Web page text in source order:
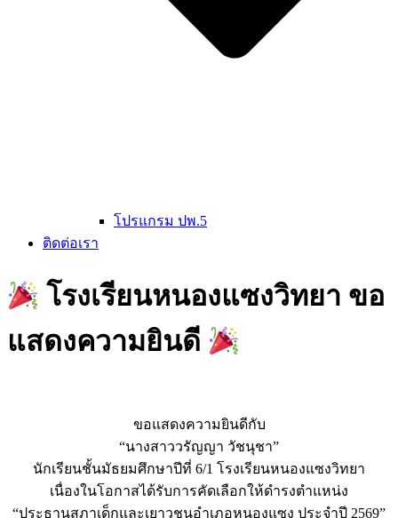
โปรแกรม ปพ.5
ติดต่อเรา
โรงเรียนหนองแซงวิทยา ขอ
แสดงความยินดี
ขอแสดงความยินดีกับ
“นางสาววรัญญา วัชนุชา”
นักเรียนชั้นมัธยมศึกษาปีที่ 6/1 โรงเรียนหนองแซงวิทยา
เนื่องในโอกาสได้รับการคัดเลือกให้ดำรงตำแหน่ง
“ประธานสภาเด็กและเยาวชนอำเภอหนองแซง ประจำปี 2569”